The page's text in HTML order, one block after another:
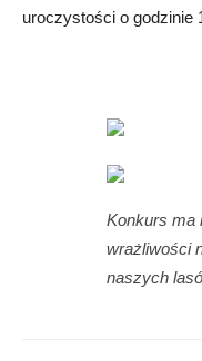
uroczystości o godzinie
Konkurs ma
wrażliwości
naszych